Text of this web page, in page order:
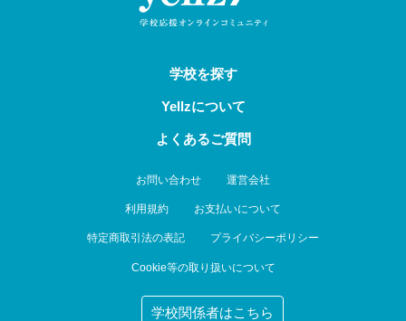
学校を探す
Yellzについて
よくあるご質問
お問い合わせ 運営会社
利用規約 お支払いについて
特定商取引法の表記 プライバシーポリシー
Cookie等の取り扱いについて
学校関係者はこちら